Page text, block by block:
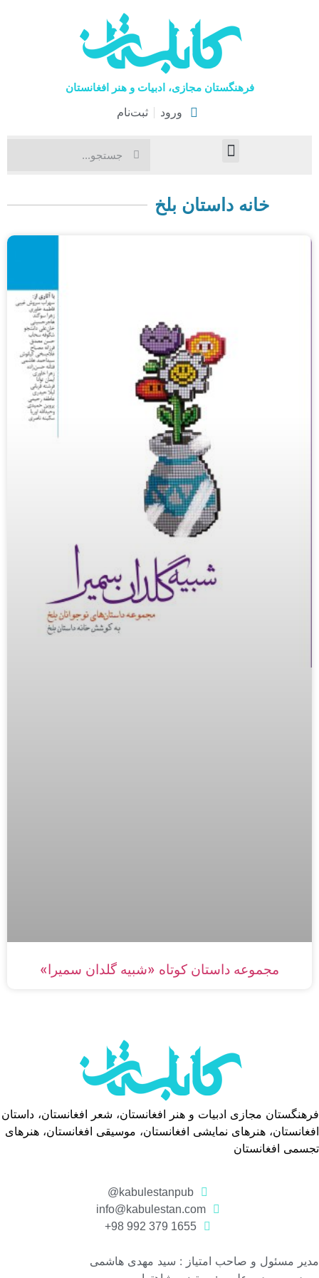
فرهنگستان مجازی، ادبیات و هنر افغانستان
ورود ثبت‌نام
خانه داستان بلخ
مجموعه داستان‌ کوتاه «شبیه گلدان سمیرا»
فرهنگستان مجازی ادبیات و هنر افغانستان، شعر افغانستان، داستان
افغانستان، هنرهای نمایشی افغانستان، موسیقی افغانستان، هنرهای
تجسمی افغانستان
kabulestanpub@
info@kabulestan.com
1655 379 992 98+
مدیر مسئول و صاحب امتیاز : سید مهدی هاشمی